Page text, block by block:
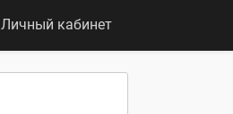
Личный кабинет